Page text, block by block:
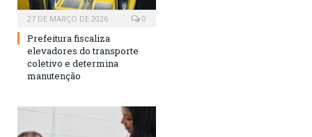
27 DE MARÇO DE 2026 0
Prefeitura fiscaliza
elevadores do transporte
coletivo e determina
manutenção